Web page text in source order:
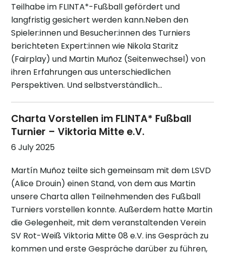
Teilhabe im FLINTA*-Fußball gefördert und
langfristig gesichert werden kann.Neben den
Spieler:innen und Besucher:innen des Turniers
berichteten Expert:innen wie Nikola Staritz
(Fairplay) und Martin Muñoz (Seitenwechsel) von
ihren Erfahrungen aus unterschiedlichen
Perspektiven. Und selbstverständlich…
Charta Vorstellen im FLINTA* Fußball
Turnier – Viktoria Mitte e.V.
6 July 2025
Martín Muñoz teilte sich gemeinsam mit dem LSVD
(Alice Drouin) einen Stand, von dem aus Martin
unsere Charta allen Teilnehmenden des Fußball
Turniers vorstellen konnte. Außerdem hatte Martin
die Gelegenheit, mit dem veranstaltenden Verein
SV Rot-Weiß Viktoria Mitte 08 e.V. ins Gespräch zu
kommen und erste Gespräche darüber zu führen,